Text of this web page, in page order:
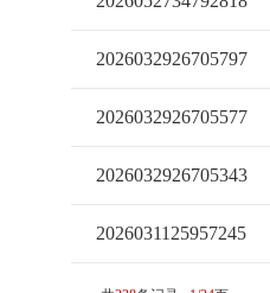
2026032926705797
2026032926705577
2026032926705343
2026031125957245